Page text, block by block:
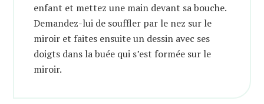
enfant et mettez une main devant sa bouche.
Demandez-lui de souffler par le nez sur le
miroir et faites ensuite un dessin avec ses
doigts dans la buée qui s’est formée sur le
miroir.